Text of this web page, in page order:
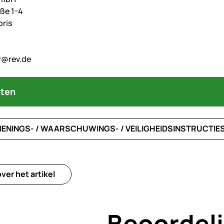
1-4
/ WAARSCHUWINGS- /
het artikel